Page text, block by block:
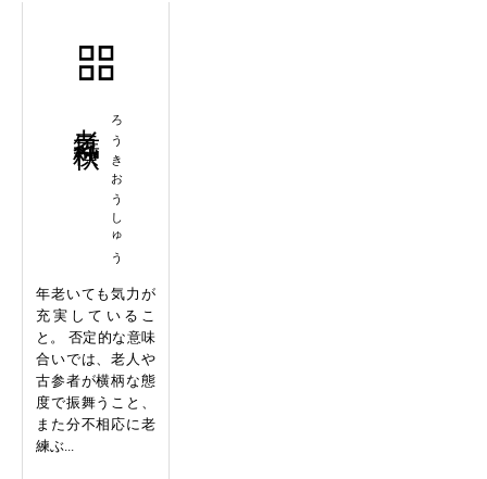
ろうきおうしゅう
年老いても気力が
充実しているこ
と。 否定的な意味
合いでは、老人や
古参者が横柄な態
度で振舞うこと、
また分不相応に老
練ぶ...